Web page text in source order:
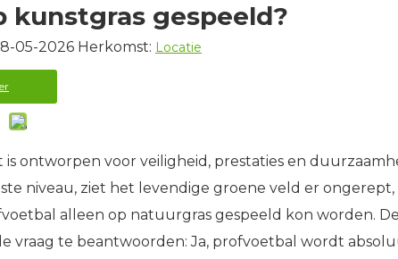
gespeeld?
05-2026 Herkomst: Locatie
ontworpen voor veiligheid, prestaties en
niveau, ziet het levendige groene veld er
alleen op natuurgras gespeeld kon worden.
vraag te beantwoorden: Ja, profvoetbal wordt